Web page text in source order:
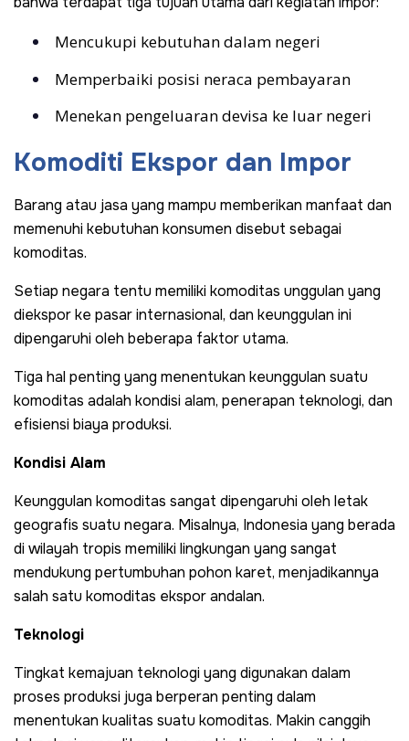
Mencukupi kebutuhan dalam negeri
Memperbaiki posisi neraca pembayaran
Menekan pengeluaran devisa ke luar negeri
Komoditi Ekspor dan Impor
Barang atau jasa yang mampu memberikan manfaat dan
memenuhi kebutuhan konsumen disebut sebagai
komoditas.
Setiap negara tentu memiliki komoditas unggulan yang
diekspor ke pasar internasional, dan keunggulan ini
dipengaruhi oleh beberapa faktor utama.
Tiga hal penting yang menentukan keunggulan suatu
komoditas adalah kondisi alam, penerapan teknologi, dan
efisiensi biaya produksi.
Kondisi Alam
Keunggulan komoditas sangat dipengaruhi oleh letak
geografis suatu negara. Misalnya, Indonesia yang berada
di wilayah tropis memiliki lingkungan yang sangat
mendukung pertumbuhan pohon karet, menjadikannya
salah satu komoditas ekspor andalan.
Teknologi
Tingkat kemajuan teknologi yang digunakan dalam
proses produksi juga berperan penting dalam
menentukan kualitas suatu komoditas. Makin canggih